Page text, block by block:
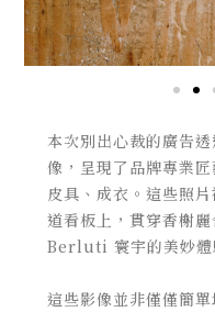
本次別出心裁的廣告透
像， 呈現了品牌專業
皮具、成衣。 這些照
道看板上，貫穿香榭麗
Berluti 寰宇的美妙體
這些影像並非僅僅簡單